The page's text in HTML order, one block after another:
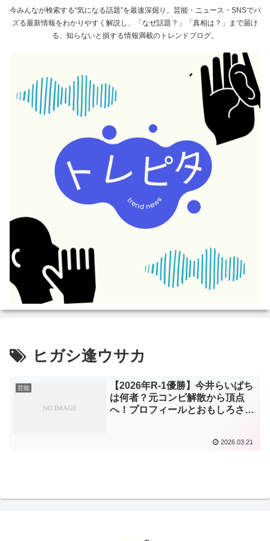
今みんなが検索する“気になる話題”を最速深掘り。芸能・ニュース・SNSでバ
ズる最新情報をわかりやすく解説し、「なぜ話題？」「真相は？」まで届け
る、知らないと損する情報満載のトレンドブログ。
ヒガシ逢ウサカ
芸能
【2026年R-1優勝】今井らいぱち
は何者？元コンビ解散から頂点
へ！プロフィールとおもしろさを
2026.03.21